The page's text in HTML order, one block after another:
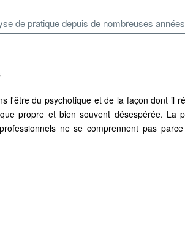
de pratique depuis de nombreuses
l'être du psychotique et de la façon dont il
propre et bien souvent désespérée. La
ne se comprennent pas